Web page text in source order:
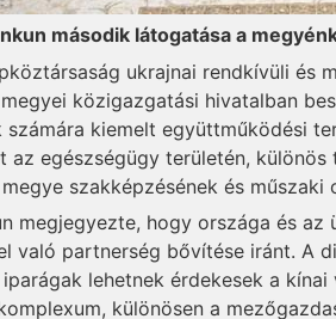
második látogatása a
ukrajnai rendkívüli és
közigazgatási hivatalban
kiemelt együttműködési
az egészségügy területén,
szakképzésének és műszaki
megjegyezte, hogy országa és
való partnerség bővítése iránt. A
lehetnek érdekesek a
különösen a